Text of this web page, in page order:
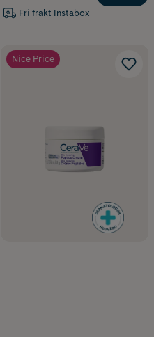
Fri frakt Instabox
Nice Price